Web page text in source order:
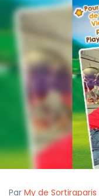
Par My de Sortiraparis